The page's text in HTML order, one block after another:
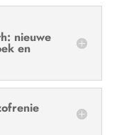
nieuwe
en